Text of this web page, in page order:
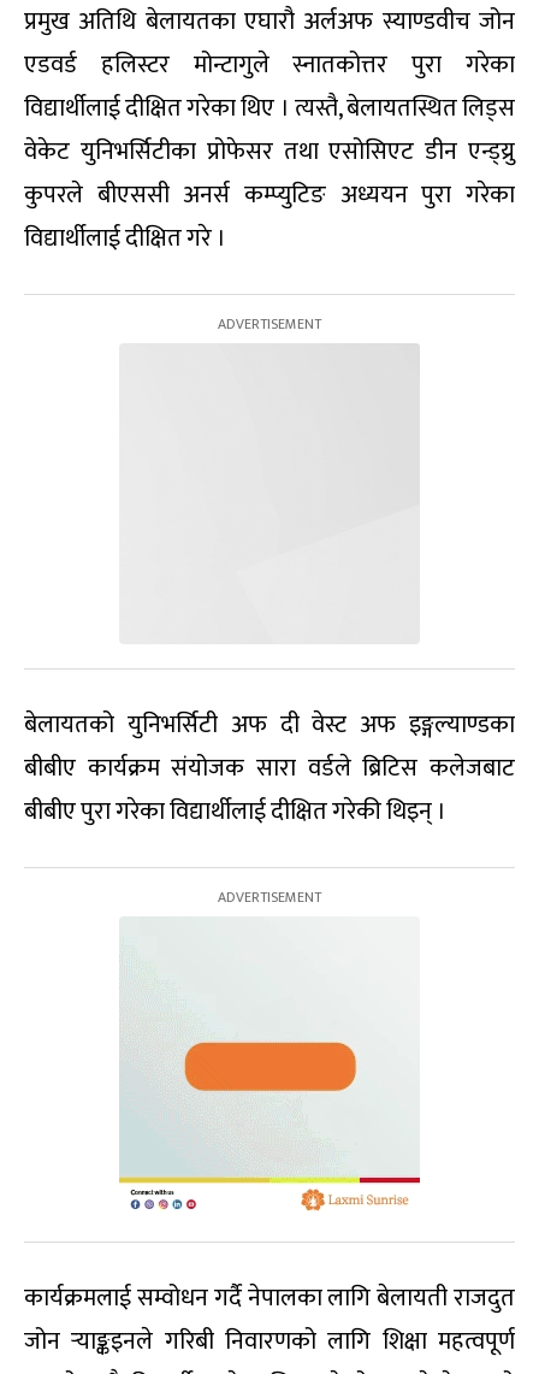
प्रमुख अतिथि बेलायतका एघारौ अर्लअफ स्याण्डवीच जोन
एडवर्ड हलिस्टर मोन्टागुले स्नातकोत्तर पुरा गरेका
विद्यार्थीलाई दीक्षित गरेका थिए । त्यस्तै, बेलायतस्थित लिड्स
वेकेट युनिभर्सिटीका प्रोफेसर तथा एसोसिएट डीन एन्ड्य्रु
कुपरले बीएससी अनर्स कम्प्युटिङ अध्ययन पुरा गरेका
विद्यार्थीलाई दीक्षित गरे ।
बेलायतको युनिभर्सिटी अफ दी वेस्ट अफ इङ्गल्याण्डका
बीबीए कार्यक्रम संयोजक सारा वर्डले ब्रिटिस कलेजबाट
बीबीए पुरा गरेका विद्यार्थीलाई दीक्षित गरेकी थिइन् ।
कार्यक्रमलाई सम्वोधन गर्दै नेपालका लागि बेलायती राजदुत
जोन र्‍याङ्कइनले गरिबी निवारणको लागि शिक्षा महत्वपूर्ण